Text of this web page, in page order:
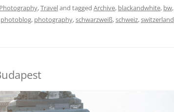
Photography,Traveland tagged Archive, blackandwhite, bw,
photoblog, photography,schwarzweiß,schweiz,switzerland